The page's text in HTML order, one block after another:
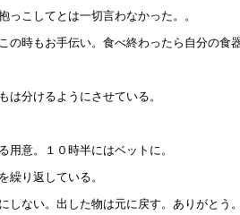
っこしてとは一切言わなかった。。
の時もお手伝い。食べ終わったら自分の食
は分けるようにさせている。
用意。１０時半にはベットに。
繰り返している。
しない。出した物は元に戻す。ありがとう